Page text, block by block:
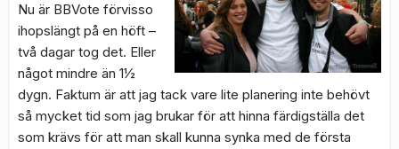
Nu är BBVote förvisso
ihopslängt på en höft –
två dagar tog det. Eller
något mindre än 1½
dygn. Faktum är att jag tack vare lite planering inte behövt
så mycket tid som jag brukar för att hinna färdigställa det
som krävs för att man skall kunna synka med de första